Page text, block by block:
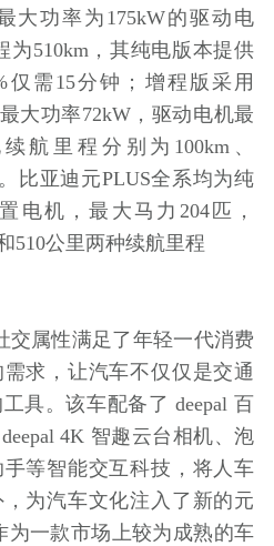
大功率为175kW的驱动电
为510km，其纯电版本提供
仅需15分钟；增程版采用
大功率72kW，驱动电机最
航里程分别为100km、
比亚迪元PLUS全系均为纯
电机，最大马力204匹，
510公里两种续航里程
交属性满足了年轻一代消费
求，让汽车不仅仅是交通
具。该车配备了 deepal 百
4K 智趣云台相机、泡
等智能交互科技，将人车
为汽车文化注入了新的元
为一款市场上较为成熟的车